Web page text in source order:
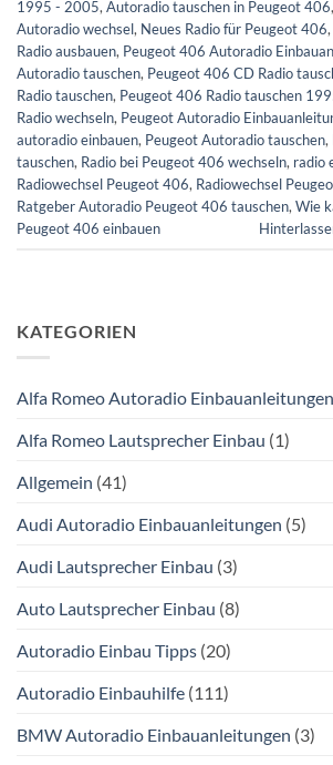
1995 - 2005, Autoradio tauschen in Peugeot 406,
Autoradio wechsel, Neues Radio für Peugeot 406,
Radio ausbauen, Peugeot 406 Autoradio
Autoradio tauschen, Peugeot 406 CD Radio
Radio tauschen, Peugeot 406 Radio tauschen
Radio wechseln, Peugeot Autoradio
autoradio einbauen, Peugeot Autoradio tauschen,
tauschen, Radio bei Peugeot 406 wechseln, radio
Radiowechsel Peugeot 406, Radiowechsel
Ratgeber Autoradio Peugeot 406 tauschen, Wie
Peugeot 406 einbauen
KATEGORIEN
Alfa Romeo Autoradio Einbauanleitungen
Alfa Romeo Lautsprecher Einbau (1)
Allgemein (41)
Audi Autoradio Einbauanleitungen (5)
Audi Lautsprecher Einbau (3)
Auto Lautsprecher Einbau (8)
Autoradio Einbau Tipps (20)
Autoradio Einbauhilfe (111)
BMW Autoradio Einbauanleitungen (3)